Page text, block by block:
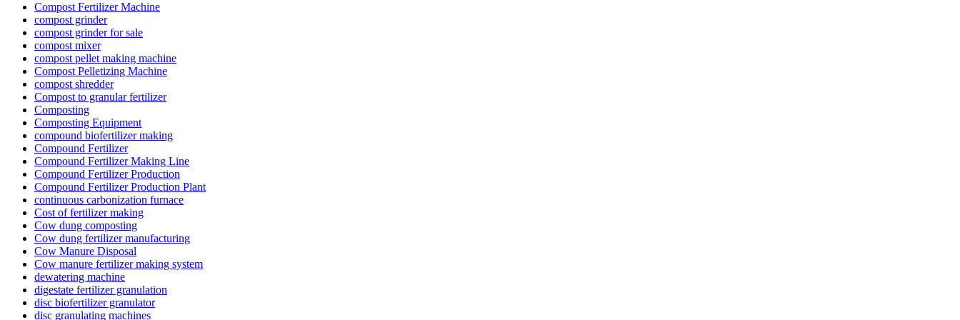
Compost Fertilizer Machine
compost grinder
compost grinder for sale
compost mixer
compost pellet making machine
Compost Pelletizing Machine
compost shredder
Compost to granular fertilizer
Composting
Composting Equipment
compound biofertilizer making
Compound Fertilizer
Compound Fertilizer Making Line
Compound Fertilizer Production
Compound Fertilizer Production Plant
continuous carbonization furnace
Cost of fertilizer making
Cow dung composting
Cow dung fertilizer manufacturing
Cow Manure Disposal
Cow manure fertilizer making system
dewatering machine
digestate fertilizer granulation
disc biofertilizer granulator
disc granulating machines